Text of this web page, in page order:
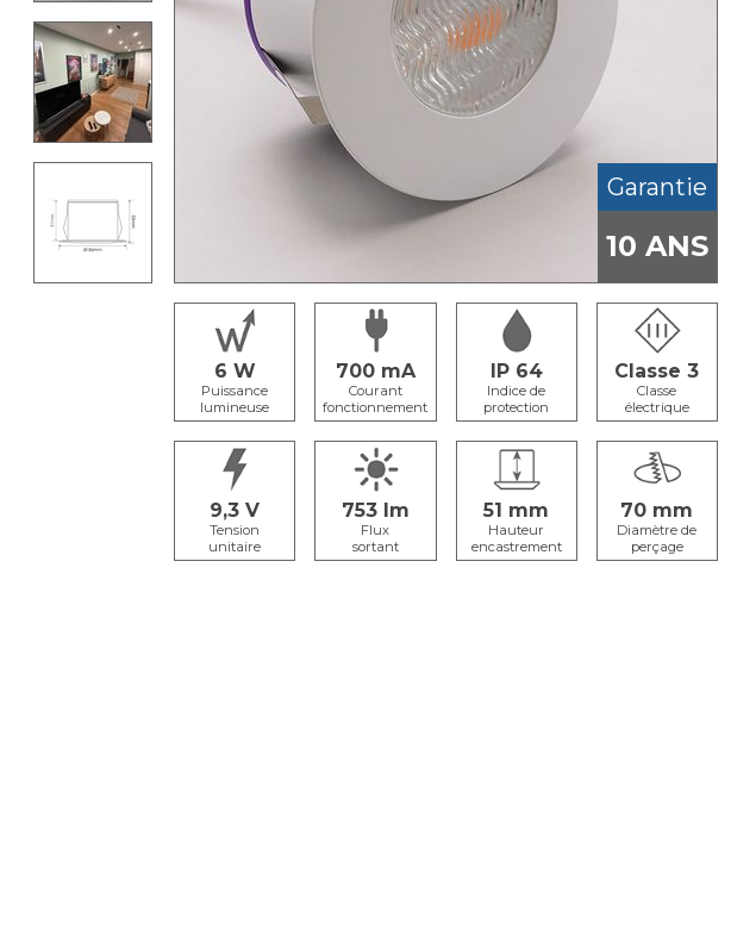
Garantie
10 ANS
6
Puissance
lumineuse
700
Courant
fonctionnement
IP 64
Indice de
protection
Classe 3
Classe
électrique
9,3
Tension
unitaire
753
Flux
sortant
51
Hauteur
encastrement
70
Diamètre de
perçage